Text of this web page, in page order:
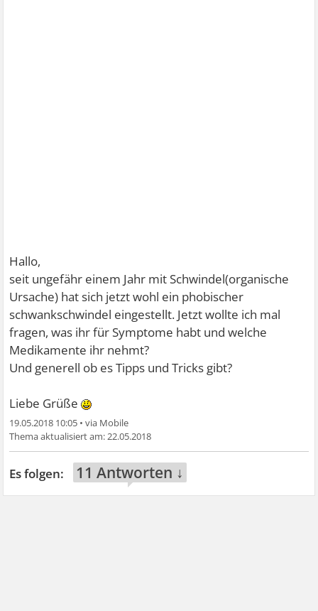
Hallo,
seit ungefähr einem Jahr mit Schwindel(organische
Ursache) hat sich jetzt wohl ein phobischer
schwankschwindel eingestellt. Jetzt wollte ich mal
fragen, was ihr für Symptome habt und welche
Medikamente ihr nehmt?
Und generell ob es Tipps und Tricks gibt?
Liebe Grüße
19.05.2018 10:05 •
22.05.2018
11 Antworten ↓